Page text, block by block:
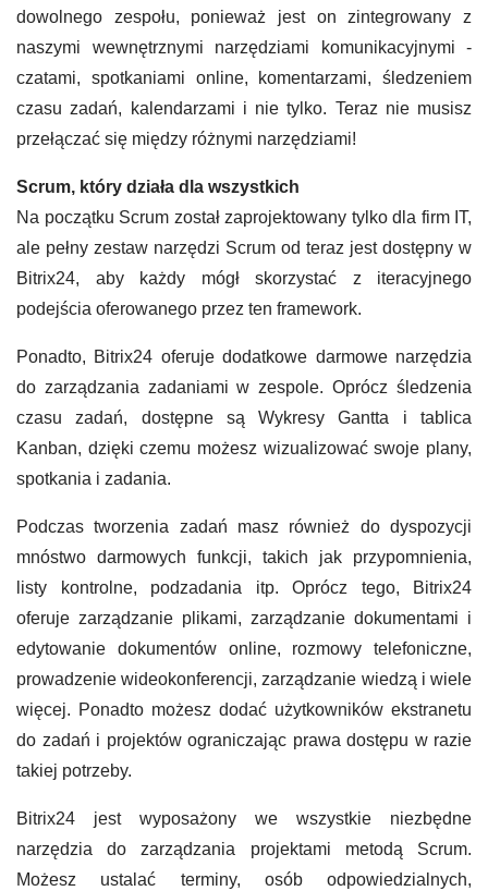
dowolnego zespołu, ponieważ jest on zintegrowany z
naszymi wewnętrznymi narzędziami komunikacyjnymi -
czatami, spotkaniami online, komentarzami, śledzeniem
czasu zadań, kalendarzami i nie tylko. Teraz nie musisz
przełączać się między różnymi narzędziami!
Scrum, który działa dla wszystkich
Na początku Scrum został zaprojektowany tylko dla firm IT,
ale pełny zestaw narzędzi Scrum od teraz jest dostępny w
Bitrix24, aby każdy mógł skorzystać z iteracyjnego
podejścia oferowanego przez ten framework.
Ponadto, Bitrix24 oferuje dodatkowe darmowe narzędzia
do zarządzania zadaniami w zespole. Oprócz śledzenia
czasu zadań, dostępne są Wykresy Gantta i tablica
Kanban, dzięki czemu możesz wizualizować swoje plany,
spotkania i zadania.
Podczas tworzenia zadań masz również do dyspozycji
mnóstwo darmowych funkcji, takich jak przypomnienia,
listy kontrolne, podzadania itp. Oprócz tego, Bitrix24
oferuje zarządzanie plikami, zarządzanie dokumentami i
edytowanie dokumentów online, rozmowy telefoniczne,
prowadzenie wideokonferencji, zarządzanie wiedzą i wiele
więcej. Ponadto możesz dodać użytkowników ekstranetu
do zadań i projektów ograniczając prawa dostępu w razie
takiej potrzeby.
Bitrix24 jest wyposażony we wszystkie niezbędne
narzędzia do zarządzania projektami metodą Scrum.
Możesz ustalać terminy, osób odpowiedzialnych,